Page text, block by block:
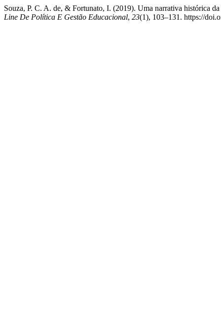
Souza, P. C. A. de, & Fortunato, I. (2019). Uma narrativa histórica
Line De Política E Gestão Educacional, 23(1), 103–131. https://